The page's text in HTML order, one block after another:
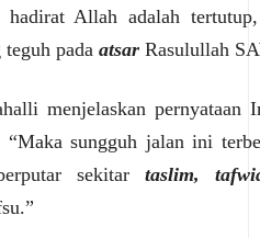
Allah adalah
pada atsar Rasulullah
menjelaskan pernyataan
“Maka sungguh jalan ini
sekitar taslim,